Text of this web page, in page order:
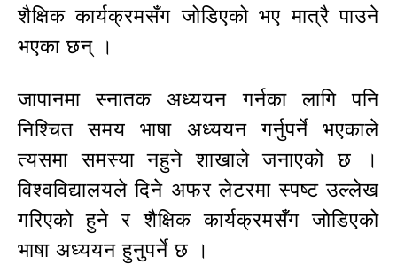
शैक्षिक कार्यक्रमसँग जोडिएको भए मात्रै पाउने
भएका छन् ।
जापानमा स्नातक अध्ययन गर्नका लागि पनि
निश्चित समय भाषा अध्ययन गर्नुपर्ने भएकाले
त्यसमा समस्या नहुने शाखाले जनाएको छ ।
विश्वविद्यालयले दिने अफर लेटरमा स्पष्ट उल्लेख
गरिएको हुने र शैक्षिक कार्यक्रमसँग जोडिएको
भाषा अध्ययन हुनुपर्ने छ ।